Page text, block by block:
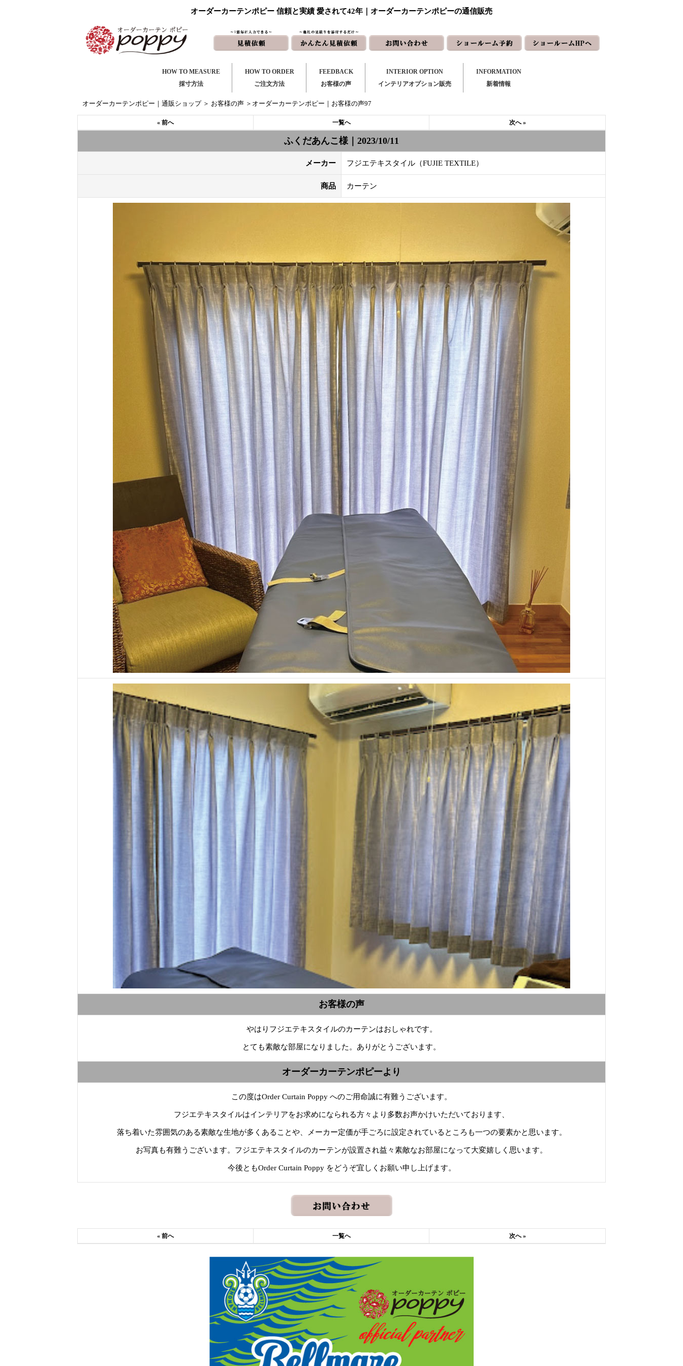
オーダーカーテンポピー 信頼と実績 愛されて42年｜オーダーカーテンポピーの通信販売
HOW TO MEASURE
採寸方法
HOW TO ORDER
ご注文方法
FEEDBACK
お客様の声
INTERIOR OPTION
インテリアオプション販売
INFORMATION
新着情報
オーダーカーテンポピー｜通販ショップ＞ お客様の声 ＞オーダーカーテンポピー｜お客様の声97
« 前へ 一覧へ 次へ »
ふくだあんこ様｜2023/10/11
メーカー フジエテキスタイル（FUJIE TEXTILE）
商品 カーテン
お客様の声
やはりフジエテキスタイルのカーテンはおしゃれです。
とても素敵な部屋になりました。ありがとうございます。
オーダーカーテンポピーより
この度はOrder Curtain Poppy へのご用命誠に有難うございます。
フジエテキスタイルはインテリアをお求めになられる方々より多数お声かけいただいております、
落ち着いた雰囲気のある素敵な生地が多くあることや、メーカー定価が手ごろに設定されているところも一つの要素かと思います。
お写真も有難うございます。フジエテキスタイルのカーテンが設置され益々素敵なお部屋になって大変嬉しく思います。
今後ともOrder Curtain Poppy をどうぞ宜しくお願い申し上げます。
« 前へ 一覧へ 次へ »